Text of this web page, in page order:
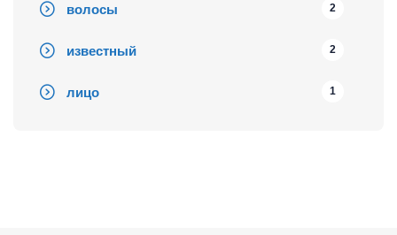
волосы 2
известный 2
лицо 1